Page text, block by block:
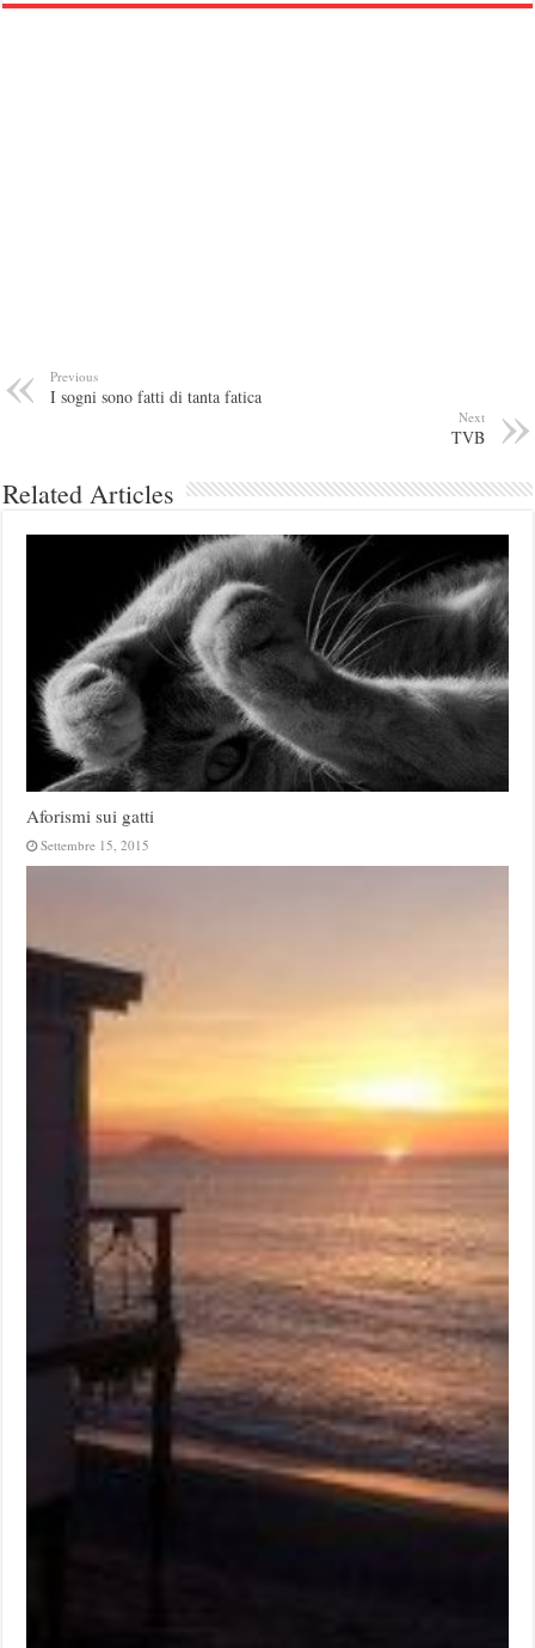
Previous
I sogni sono fatti di tanta fatica
Next
TVB
Related Articles
Aforismi sui gatti
Settembre 15, 2015